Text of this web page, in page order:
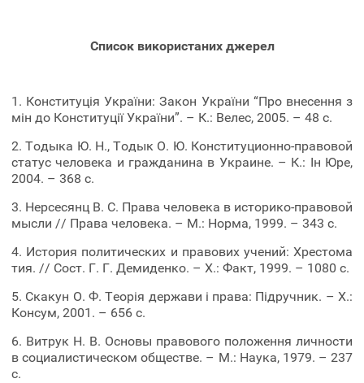
Список використаних джерел
1. Конституція України: Закон України “Про внесення з
мін до Конституції України”. – К.: Велес, 2005. – 48 с.
2. Тодыка Ю. Н., Тодык О. Ю. Конституционно-правовой
статус человека и гражданина в Украине. – К.: Ін Юре,
2004. – 368 с.
3. Нерсесянц В. С. Права человека в историко-правовой
мысли // Права человека. – М.: Норма, 1999. – 343 с.
4. История политических и правових учений: Хрестома
тия. // Сост. Г. Г. Демиденко. – Х.: Факт, 1999. – 1080 с.
5. Скакун О. Ф. Теорія держави і права: Підручник. – Х.:
Консум, 2001. – 656 с.
6. Витрук Н. В. Основы правового положення личности
в социалистическом обществе. – М.: Наука, 1979. – 237
с.